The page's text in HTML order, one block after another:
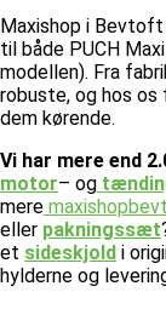
Maxishop i
til både PUCH
modellen). Fra
robuste, og hos
dem kørende.
Vi har mere end
motor– og
mere
eller pakningssæt
et sideskjold i
hylderne og